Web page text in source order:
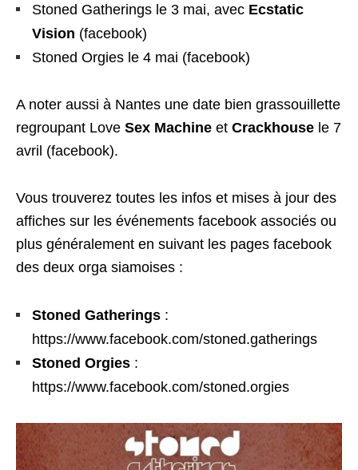
Stoned Gatherings le 3 mai, avec Ecstatic
Vision (facebook)
Stoned Orgies le 4 mai (facebook)
A noter aussi à Nantes une date bien grassouillette
regroupant Love Sex Machine et Crackhouse le 7
avril (facebook).
Vous trouverez toutes les infos et mises à jour des
affiches sur les événements facebook associés ou
plus généralement en suivant les pages facebook
des deux orga siamoises :
Stoned Gatherings :
https://www.facebook.com/stoned.gatherings
Stoned Orgies :
https://www.facebook.com/stoned.orgies